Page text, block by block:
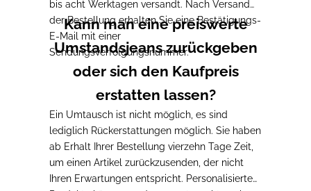
bis acht Werktagen versandt. Nach Versand
der Bestellung erhalten Sie eine Bestätigungs-
E-Mail mit einer
Sendungsverfolgungsnummer.
Kann man eine preiswerte
Umstandsjeans zurückgeben
oder sich den Kaufpreis
erstatten lassen?
Ein Umtausch ist nicht möglich, es sind
lediglich Rückerstattungen möglich. Sie haben
ab Erhalt Ihrer Bestellung vierzehn Tage Zeit,
um einen Artikel zurückzusenden, der nicht
Ihren Erwartungen entspricht. Personalisierte